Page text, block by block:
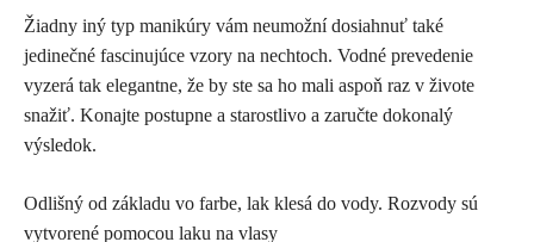
Žiadny iný typ manikúry vám neumožní dosiahnuť také
jedinečné fascinujúce vzory na nechtoch. Vodné prevedenie
vyzerá tak elegantne, že by ste sa ho mali aspoň raz v živote
snažiť. Konajte postupne a starostlivo a zaručte dokonalý
výsledok.
Odlišný od základu vo farbe, lak klesá do vody. Rozvody sú
vytvorené pomocou laku na vlasy